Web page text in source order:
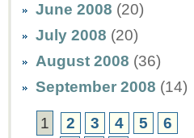
June 2008 (20)
July 2008 (20)
August 2008 (36)
September 2008 (14)
1 2 3 4 5
6